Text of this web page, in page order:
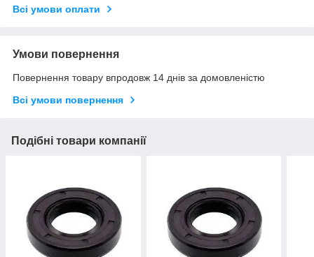
Всі умови оплати
Умови повернення
Повернення товару впродовж 14 днів за домовленістю
Всі умови повернення
Подібні товари компанії